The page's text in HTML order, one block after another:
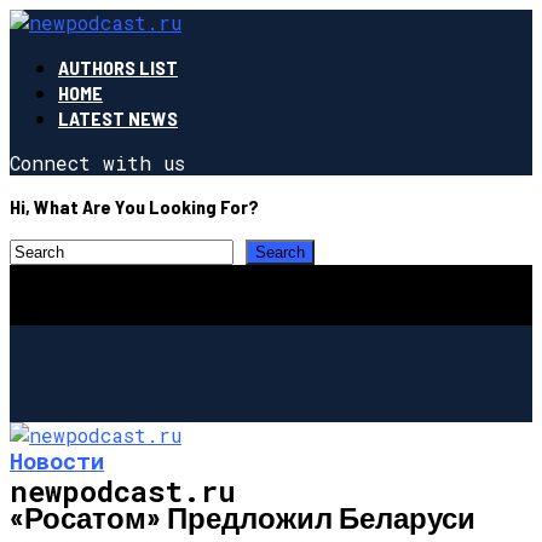
AUTHORS LIST
HOME
LATEST NEWS
Connect with us
Hi, What Are You Looking For?
newpodcast.ru
Новости
«Росатом» Предложил Беларуси